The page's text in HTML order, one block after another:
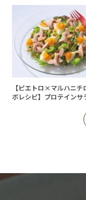
【ピエトロ×マルハニチ
ボレシピ】プロテインサ